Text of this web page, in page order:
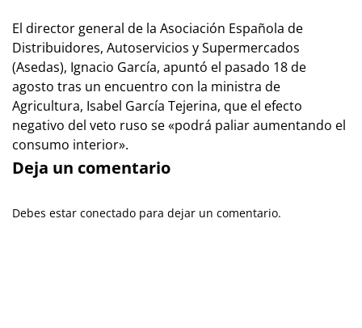
El director general de la Asociación Española de
Distribuidores, Autoservicios y Supermercados
(Asedas), Ignacio García, apuntó el pasado 18 de
agosto tras un encuentro con la ministra de
Agricultura, Isabel García Tejerina, que el efecto
negativo del veto ruso se «podrá paliar aumentando el
consumo interior».
Deja un comentario
Debes estar conectado para dejar un comentario.